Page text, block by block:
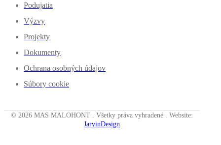
Podujatia
Výzvy
Projekty
Dokumenty
Ochrana osobných údajov
Súbory cookie
© 2026 MAS MALOHONT . Všetky práva vyhradené . Website:
JarvinDesign